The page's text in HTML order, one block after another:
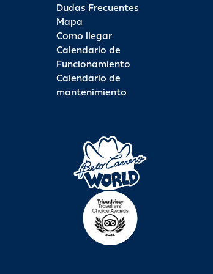
Dudas Frecuentes
Mapa
Como llegar
Calendario de
Funcionamiento
Calendario de
mantenimiento